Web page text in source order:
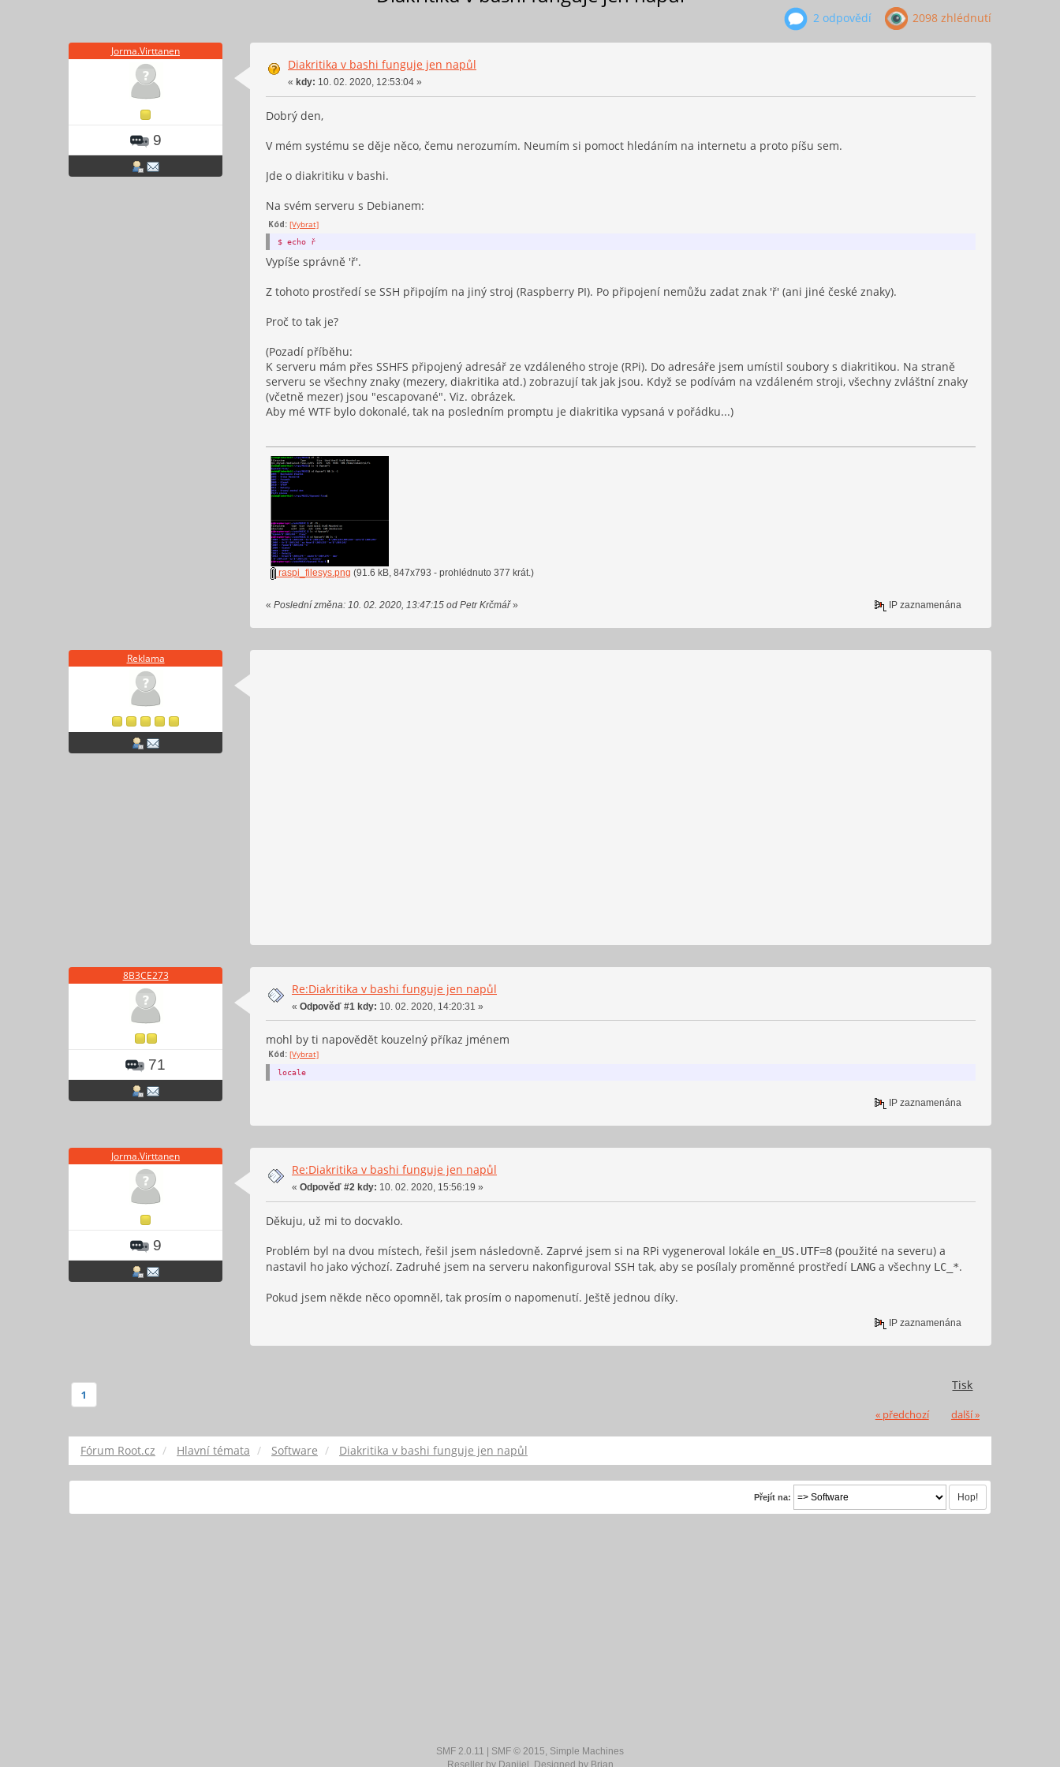
2 odpovědí 2098 zhlédnutí
Jorma.Virttanen
9
Diakritika v bashi funguje jen napůl
« kdy: 10. 02. 2020, 12:53:04 »
Dobrý den,
V mém systému se děje něco, čemu nerozumím. Neumím si pomoct hledáním na internetu a proto píšu sem.
Jde o diakritiku v bashi.
Na svém serveru s Debianem:
Kód: [Vybrat]
$ echo ř
Vypíše správně 'ř'.
Z tohoto prostředí se SSH připojím na jiný stroj (Raspberry PI). Po připojení nemůžu zadat znak 'ř' (ani jiné české znaky).
Proč to tak je?
(Pozadí příběhu:
K serveru mám přes SSHFS připojený adresář ze vzdáleného stroje (RPi). Do adresáře jsem umístil soubory s diakritikou. Na straně
serveru se všechny znaky (mezery, diakritika atd.) zobrazují tak jak jsou. Když se podívám na vzdáleném stroji, všechny zvláštní znaky
(včetně mezer) jsou "escapované". Viz. obrázek.
Aby mé WTF bylo dokonalé, tak na posledním promptu je diakritika vypsaná v pořádku...)
raspi_filesys.png (91.6 kB, 847x793 - prohlédnuto 377 krát.)
« Poslední změna: 10. 02. 2020, 13:47:15 od Petr Krčmář» IP zaznamenána
Reklama
8B3CE273
71
Re:Diakritika v bashi funguje jen napůl
« Odpověď #1 kdy: 10. 02. 2020, 14:20:31 »
mohl by ti napovědět kouzelný příkaz jménem
Kód: [Vybrat]
locale
IP zaznamenána
Jorma.Virttanen
9
Re:Diakritika v bashi funguje jen napůl
« Odpověď #2 kdy: 10. 02. 2020, 15:56:19 »
Děkuju, už mi to docvaklo.
Problém byl na dvou místech, řešil jsem následovně. Zaprvé jsem si na RPi vygeneroval lokále en_US.UTF=8 (použité na severu) a
nastavil ho jako výchozí. Zadruhé jsem na serveru nakonfiguroval SSH tak, aby se posílaly proměnné prostředí LANG a všechny LC_*.
Pokud jsem někde něco opomněl, tak prosím o napomenutí. Ještě jednou díky.
IP zaznamenána
Tisk
1
« předchozí další »
Fórum Root.cz Hlavní témata Software Diakritika v bashi funguje jen napůl
Přejít na:
SMF 2.0.11 SMF © 2015, Simple Machines